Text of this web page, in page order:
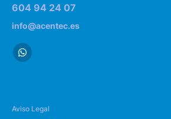
604 94 24 07
info@acentec.es
Aviso Legal